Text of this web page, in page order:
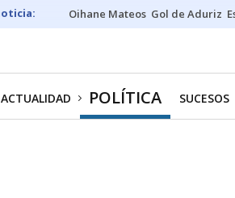
Oihane Mateos Gol de Aduriz
ACTUALIDAD POLÍTICA SUCESOS